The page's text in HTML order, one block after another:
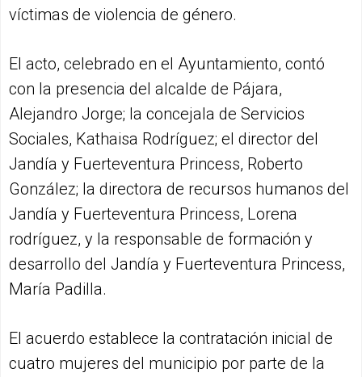
víctimas de violencia de género.
El acto, celebrado en el Ayuntamiento, contó
con la presencia del alcalde de Pájara,
Alejandro Jorge; la concejala de Servicios
Sociales, Kathaisa Rodríguez; el director del
Jandía y Fuerteventura Princess, Roberto
González; la directora de recursos humanos del
Jandía y Fuerteventura Princess, Lorena
rodríguez, y la responsable de formación y
desarrollo del Jandía y Fuerteventura Princess,
María Padilla.
El acuerdo establece la contratación inicial de
cuatro mujeres del municipio por parte de la